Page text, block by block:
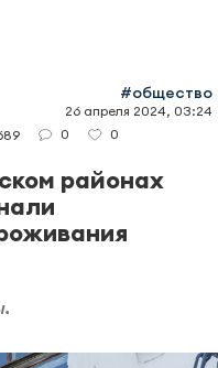
#общество
26 апреля 2024, 03:24
0 0
районах